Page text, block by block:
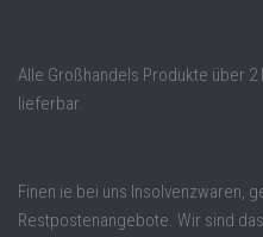
Alle Großhandels Produkte über
lieferbar.
Finen ie bei uns Insolvenzwaren,
Restpostenangebote. Wir sind